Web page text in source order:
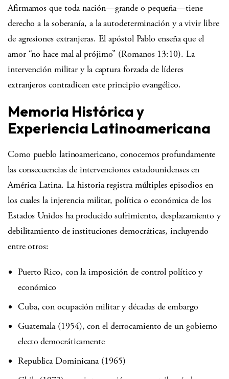
Afirmamos que toda nación—grande o pequeña—tiene
derecho a la soberanía, a la autodeterminación y a vivir libre
de agresiones extranjeras. El apóstol Pablo enseña que el
amor “no hace mal al prójimo” (Romanos 13:10). La
intervención militar y la captura forzada de líderes
extranjeros contradicen este principio evangélico.
Memoria Histórica y
Experiencia Latinoamericana
Como pueblo latinoamericano, conocemos profundamente
las consecuencias de intervenciones estadounidenses en
América Latina. La historia registra múltiples episodios en
los cuales la injerencia militar, política o económica de los
Estados Unidos ha producido sufrimiento, desplazamiento y
debilitamiento de instituciones democráticas, incluyendo
entre otros:
Puerto Rico, con la imposición de control político y
económico
Cuba, con ocupación militar y décadas de embargo
Guatemala (1954), con el derrocamiento de un gobierno
electo democráticamente
Republica Dominicana (1965)